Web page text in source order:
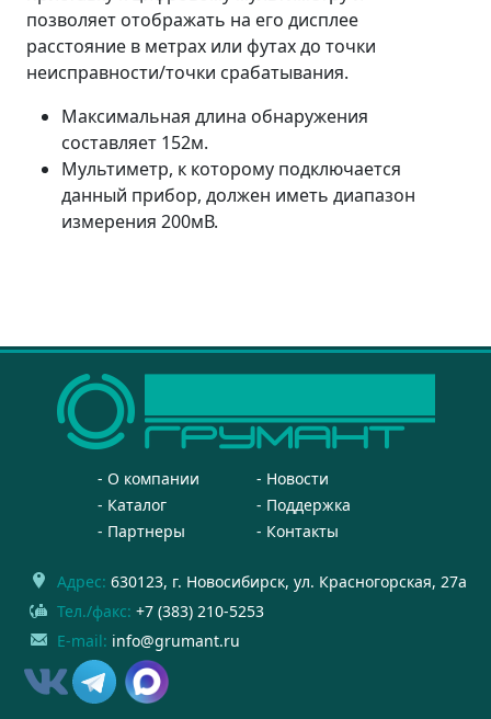
позволяет отображать на его дисплее
расстояние в метрах или футах до точки
неисправности/точки срабатывания.
Максимальная длина обнаружения
составляет 152м.
Мультиметр, к которому подключается
данный прибор, должен иметь диапазон
измерения 200мВ.
О компании
Новости
Каталог
Поддержка
Партнеры
Контакты
Адрес: 630123, г. Новосибирск, ул. Красногорская, 27а
Тел./факс: +7 (383) 210-5253
E-mail: info@grumant.ru